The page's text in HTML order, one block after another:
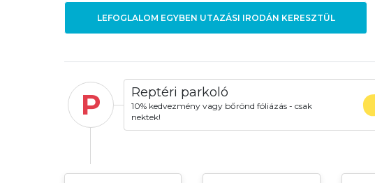
LEFOGLALOM EGYBEN UTAZÁSI IRODÁN KERESZTÜL
P Reptéri parkoló
10% kedvezmény vagy bőrönd fóliázás - csak
nektek!